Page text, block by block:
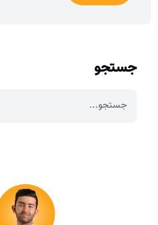
جستجو